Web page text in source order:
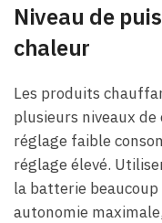
Niveau de
chaleur
Les produits
plusieurs niveaux
réglage faible
réglage élevé.
la batterie
autonomie